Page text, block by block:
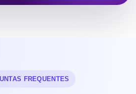
FREQUENTES